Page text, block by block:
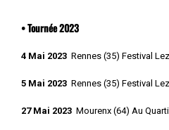
• Tournée 2023
4 Mai 2023 Rennes (35) Festival
5 Mai 2023 Rennes (35) Festival
27 Mai 2023 Mourenx (64) Au